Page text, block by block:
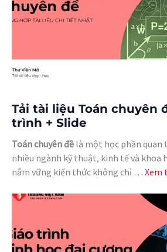
Tải tài liệu Toán chuyên
trình + Slide
Toán chuyên đề là một học phần
nhiều ngành kỹ thuật, kinh tế và khoa
nắm vững kiến thức không chỉ … Xem